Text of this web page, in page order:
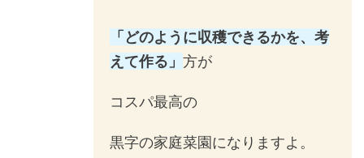
「どのように収穫できるかを、考
えて作る」 方が
コスパ最高の
黒字の家庭菜園になりますよ。